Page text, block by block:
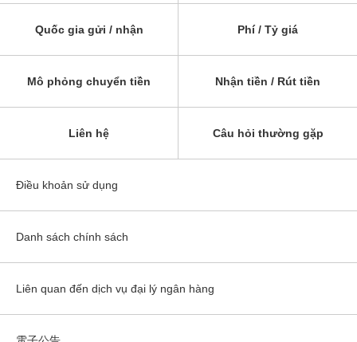
Quốc gia gửi / nhận Phí / Tỷ giá
Mô phỏng chuyển tiền Nhận tiền / Rút tiền
Liên hệ Câu hỏi thường gặp
Điều khoản sử dụng
Danh sách chính sách
Liên quan đến dịch vụ đại lý ngân hàng